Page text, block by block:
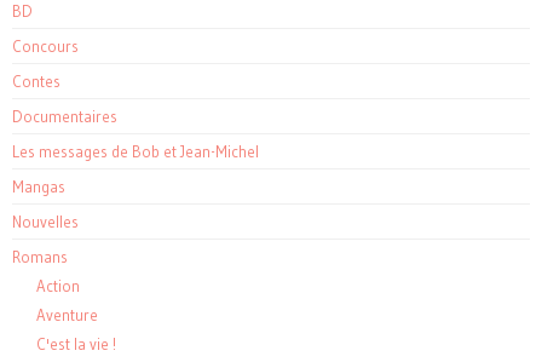
BD
Concours
Contes
Documentaires
Les messages de Bob et Jean-Michel
Mangas
Nouvelles
Romans
Action
Aventure
C'est la vie !